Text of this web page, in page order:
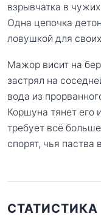
взрывчатка в
Одна цепочка
ловушкой для
Мажор висит на
застрял на
вода из
Коршуна тянет его
требует всё
спорят, чья паства
СТАТИСТИКА